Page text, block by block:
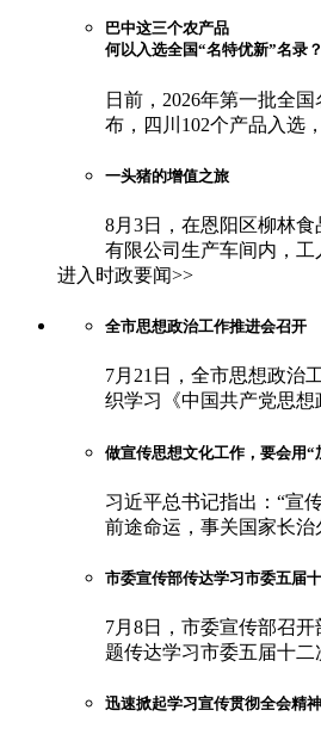
巴中这三个农产品
何以入选全国“名特优新”名录？
日前，2026年第一批全
布，四川102个产品入选
一头猪的增值之旅
8月3日，在恩阳区柳林
有限公司生产车间内，工
进入时政要闻>>
全市思想政治工作推进会召开
7月21日，全市思想政治
织学习《中国共产党思想
做宣传思想文化工作，要会用“
习近平总书记指出：“宣
前途命运，事关国家长治
市委宣传部传达学习市委五届
7月8日，市委宣传部召
题传达学习市委五届十二
迅速掀起学习宣传贯彻全会精